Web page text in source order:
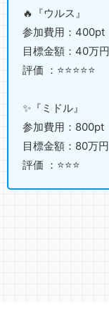
🔥『ウルス』
参加費用：400pt
目標金額：40万円
評価 ：⭐️⭐️⭐️⭐️⭐️
✨『ミドル』
参加費用：800pt
目標金額：80万円
評価 ：⭐️⭐️⭐️